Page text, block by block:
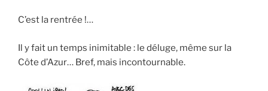
C’est la rentrée !…
Il y fait un temps inimitable : le déluge, même sur la
Côte d’Azur… Bref, mais incontournable.